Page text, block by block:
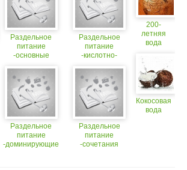
Раздельное
питание
-основные
Раздельное
питание
-доминирующие
Раздельное
питание
-кислотно-
Раздельное
питание
-сочетания
200-
летняя
вода
Кокосовая
вода